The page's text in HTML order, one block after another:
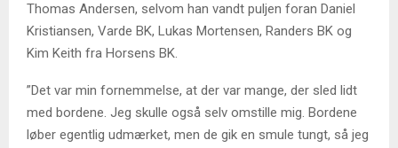
Thomas Andersen, selvom han vandt puljen foran Daniel
Kristiansen, Varde BK, Lukas Mortensen, Randers BK og
Kim Keith fra Horsens BK.
”Det var min fornemmelse, at der var mange, der sled lidt
med bordene. Jeg skulle også selv omstille mig. Bordene
løber egentlig udmærket, men de gik en smule tungt, så jeg